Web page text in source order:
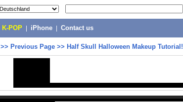
K-POP iPhone Contact us
>> Previous Page >> Half Skull Halloween Makeup Tutorial!